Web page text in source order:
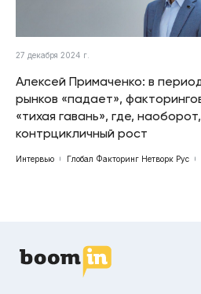
27 декабря 2024 г.
Алексей Примаченко: в
рынков «падает»,
«тихая гавань», где,
контрцикличный рост
Интервью Глобал Факторинг Нетворк Рус